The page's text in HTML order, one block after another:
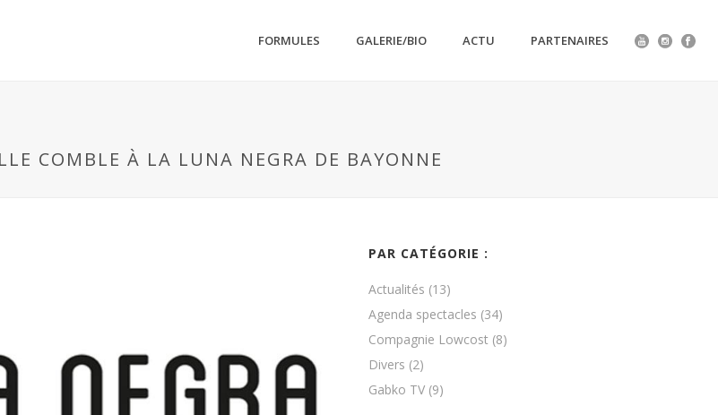
FORMULES GALERIE/BIO ACTU PARTENAIRES
COMBLE À LA LUNA NEGRA DE BAYONNE
PAR CATÉGORIE :
Actualités (13)
Agenda spectacles (34)
Compagnie Lowcost (8)
Divers (2)
Gabko TV (9)